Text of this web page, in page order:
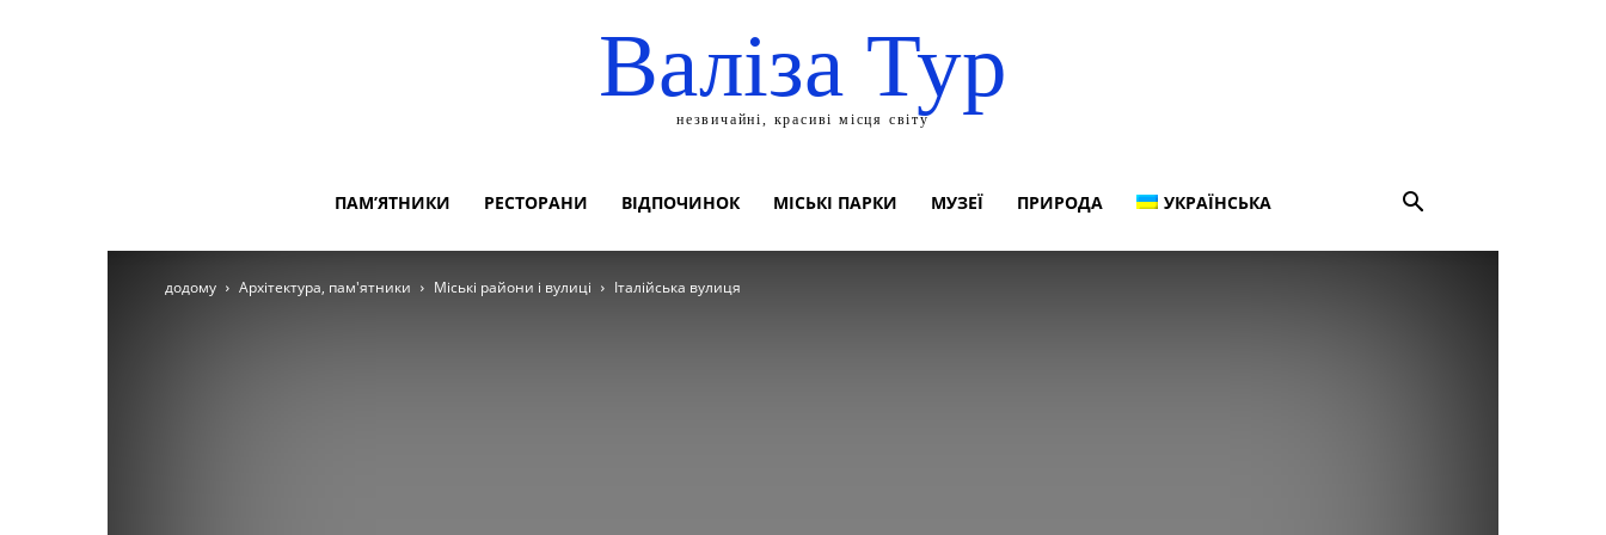
Валіза Тур
незвичайні, красиві місця світу
ПАМ’ЯТНИКИ РЕСТОРАНИ ВІДПОЧИНОК МІСЬКІ ПАРКИ МУЗЕЇ ПРИРОДА УКРАЇНСЬКА
додому Архітектура, пам'ятники Міські райони і вулиці Італійська вулиця